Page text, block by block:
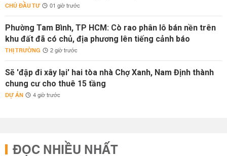
CHỦ ĐẦU TƯ 01 giờ trước
Phường Tam Bình, TP HCM: Cò rao phân lô bán nền trên
khu đất đã có chủ, địa phương lên tiếng cảnh báo
THỊ TRƯỜNG 2 giờ trước
Sẽ 'đập đi xây lại' hai tòa nhà Chợ Xanh, Nam Định thành
chung cư cho thuê 15 tầng
DỰ ÁN 4 giờ trước
ĐỌC NHIỀU NHẤT